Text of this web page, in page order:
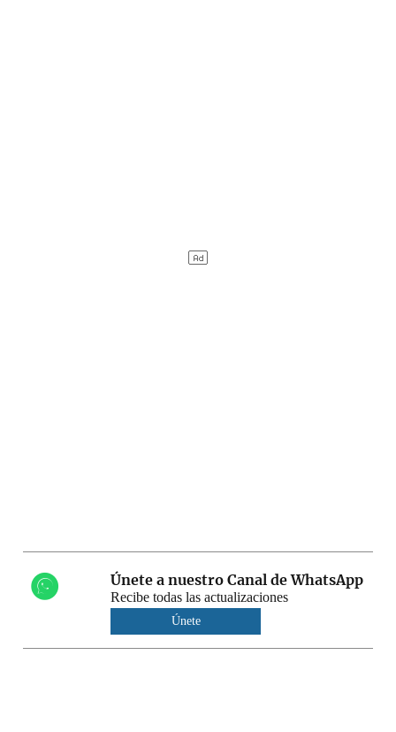
Únete a nuestro Canal de WhatsApp
Recibe todas las actualizaciones
Únete